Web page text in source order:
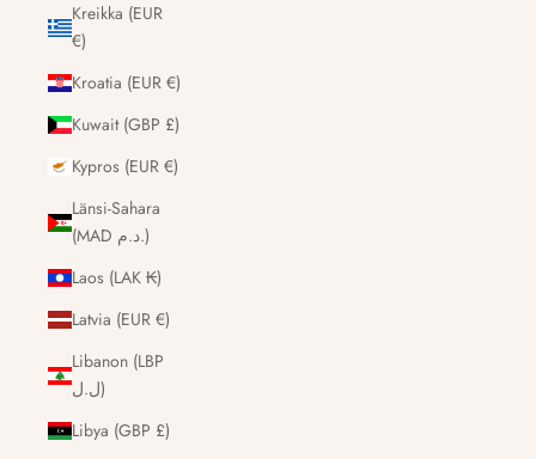
Kreikka (EUR
€)
Kroatia (EUR €)
Kuwait (GBP £)
Kypros (EUR €)
Länsi-Sahara
(MAD د.م.)
Laos (LAK ₭)
Latvia (EUR €)
Libanon (LBP
ل.ل)
Libya (GBP £)